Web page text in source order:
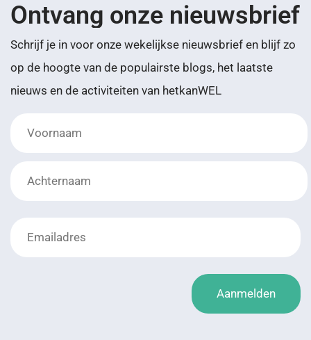
Ontvang onze nieuwsbrief
Schrijf je in voor onze wekelijkse nieuwsbrief en blijf zo
op de hoogte van de populairste blogs, het laatste
nieuws en de activiteiten van hetkanWEL
Aanmelden